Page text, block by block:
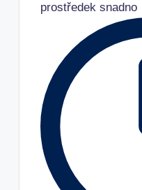
prostředek snadno